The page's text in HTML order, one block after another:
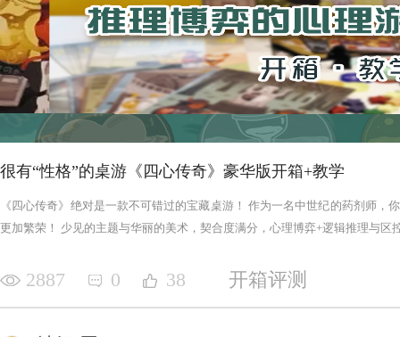
很有“性格”的桌游《四心传奇》豪华版开箱+教学
《四心传奇》绝对是一款不可错过的宝藏桌游！ 作为一名中世纪的药剂师，
更加繁荣！ 少见的主题与华丽的美术，契合度满分，心理博弈+逻辑推理与区
2887 0 38 开箱评测